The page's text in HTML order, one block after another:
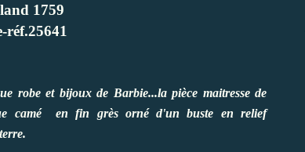
1759
réf.25641
robe et bijoux de Barbie...la pièce maitresse de
camé en fin grès orné d'un buste en relief